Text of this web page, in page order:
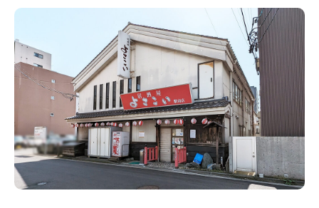
新潟市中央区 新潟市東区 新潟市西区
新潟市北区
新潟市江南区 新潟市秋葉区
新潟市西蒲区
村上・関川
新発田・聖籠
胎内・粟島
三条・加茂・田上
五泉・阿賀野・阿賀
燕・弥彦
長岡・見附
小千谷・十日町・津南
魚沼・南魚沼・湯沢
柏崎・刈羽・出雲崎
上越・妙高・糸魚川
ご当地グルメ 食べ歩き テイクアウト
季節・期間限定
居酒屋・バー 焼肉
パスタ
パン・ベーカリー
タレカツ・豚カツ
デカ盛り・大盛り
旨辛・激辛
定食・町定食 海鮮・鮨
そば・うどん
日本酒・新潟清酒
ワイン・クラフトビール
ケーキ・パフェ
ビアガーデン・暑気払い
忘新年会・歓送迎会
セミナー・講演会 子ども向け 花火大会
入場無料
完成見学会 学生スポーツ アルビレックス
病院・クリニック
イオンモール
ラブラ万代・ラブラ2
新潟伊勢丹
ピア万代
リバーサイド千秋
パティオPATIO
イベント
求人
新潟市 チラシ
長岡・見附 チラシ
上越・妙高・糸魚川 チラシ
注目 チラシ
週末セール
火曜セール
オープン・リニューアルセール
周年祭・感謝祭セール
年末・初売りセール